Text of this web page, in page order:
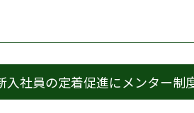
入社員の定着促進にメンター制